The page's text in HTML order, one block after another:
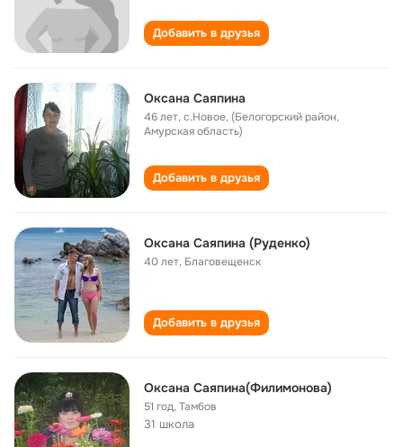
Добавить в друзья
Оксана Саяпина
46 лет,с.Новое, (Белогорский район,
Амурская область)
Добавить в друзья
Оксана Саяпина (Руденко)
40 лет, Благовещенск
Добавить в друзья
Оксана Саяпина(Филимонова)
51 год,Тамбов
31 школа